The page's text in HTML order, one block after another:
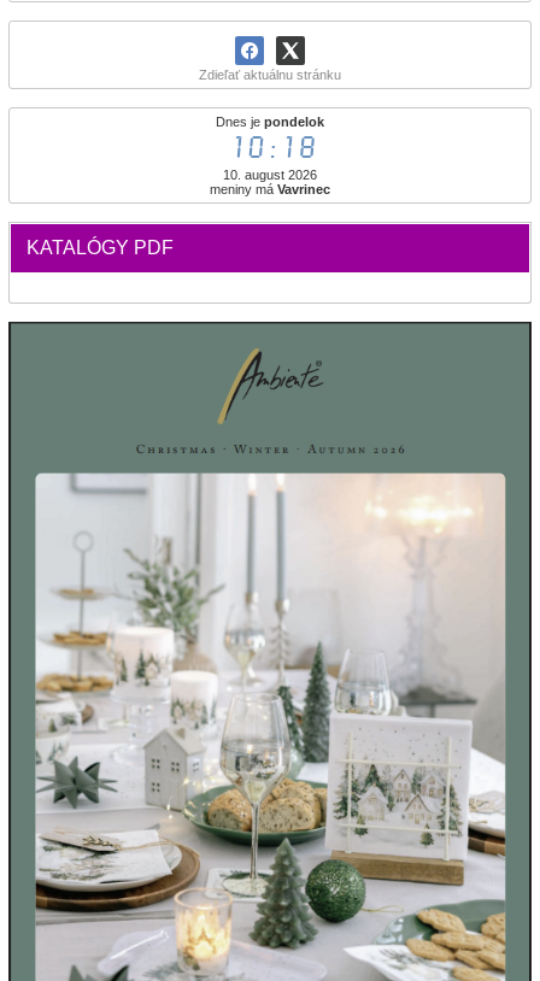
Zdieľať aktuálnu stránku
Dnes je pondelok
10:18
10. august 2026
meniny má Vavrinec
KATALÓGY PDF